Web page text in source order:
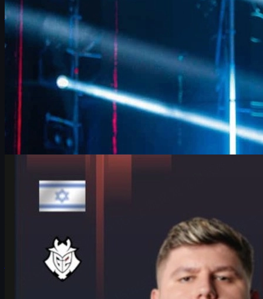
junio 17, 2026
HeavyGod en el Major de Colonia: mentalidad, G2 y
skins CS2
Entrevista extendida a HeavyGod sobre el Major de Colonia con
G2, su rol de ancla, mentalidad competitiva y cómo mejorar tu
experiencia con skins CS2.
junio 17, 2026